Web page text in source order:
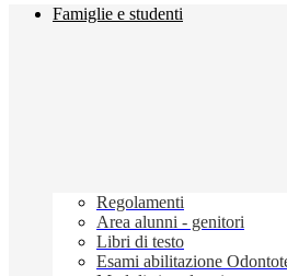
Famiglie e studenti
Regolamenti
Area alunni - genitori
Libri di testo
Esami abilitazione